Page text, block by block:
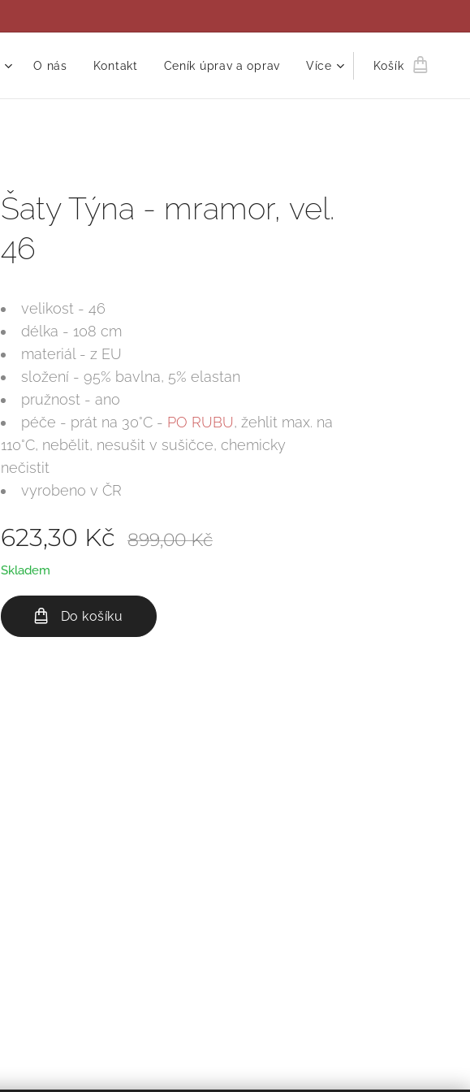
O nás Kontakt Ceník úprav a oprav Více Košík
Šaty Týna - mramor, vel.
46
velikost - 46
délka - 108 cm
materiál - z EU
složení - 95% bavlna, 5% elastan
pružnost - ano
péče - prát na 30°C - PO RUBU, žehlit max. na
110°C, nebělit, nesušit v sušičce, chemicky
nečistit
vyrobeno v ČR
623,30 Kč 899,00Kč
Skladem
Do košíku